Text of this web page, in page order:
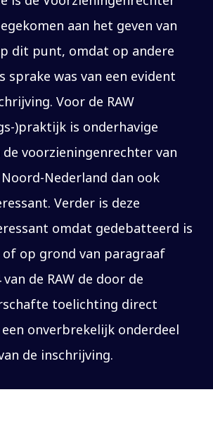
aan het geven van
dit punt, omdat op andere
sprake was van een evident
Voor de RAW
)praktijk is onderhavige
voorzieningenrechter van
Nederland dan ook
Verder is deze
omdat gedebatteerd is
of op grond van paragraaf
van de RAW de door de
toelichting direct
onverbrekelijk onderdeel
de inschrijving.